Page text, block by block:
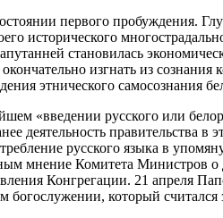
первого пробуждения.
исторического
становилась
изгнать из сознания
этнического самосознания
«введении русского или
правительства в
русского языка в
мнение Комитета Министров
Конгрегации. 21 апреля
богослужении, который